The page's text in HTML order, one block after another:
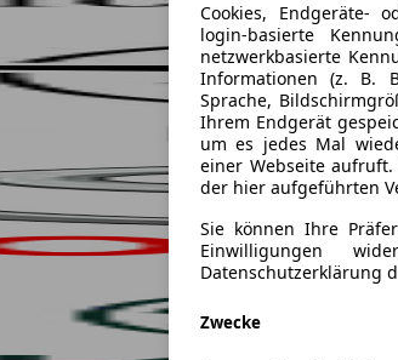
Cookies, Endgeräte-
login-basierte
netzwerkbasierte
Informationen (z. B.
Sprache,
Ihrem Endgerät
um es jedes Mal
einer Webseite
der hier aufgeführten
Sie können Ihre
Einwilligungen
Datenschutzerklärung
Zwecke